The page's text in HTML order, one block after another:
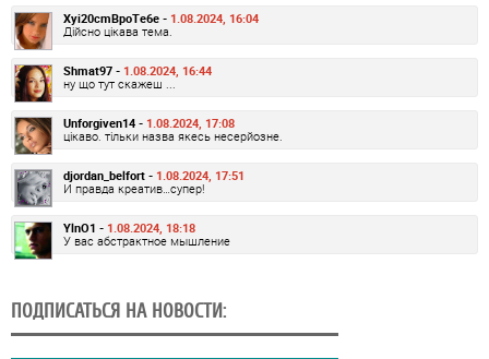
Xyi20cmBpoTe6e - 1.08.2024, 16:04
Дійсно цікава тема.
Shmat97 - 1.08.2024, 16:44
ну що тут скажеш ...
Unforgiven14 - 1.08.2024, 17:08
цікаво. тільки назва якесь несерйозне.
djordan_belfort - 1.08.2024, 17:51
И правда креатив…супер!
YlnO1 - 1.08.2024, 18:18
У вас абстрактное мышление
ПОДПИСАТЬСЯ НА НОВОСТИ: